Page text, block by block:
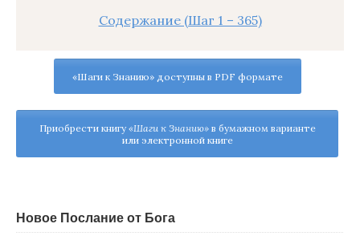
Содержание (Шаг 1 – 365)
«Шаги к Знанию» доступны в PDF формате
Приобрести книгу «Шаги к Знанию»в бумажном варианте
или электронной книге
Новое Послание от Бога